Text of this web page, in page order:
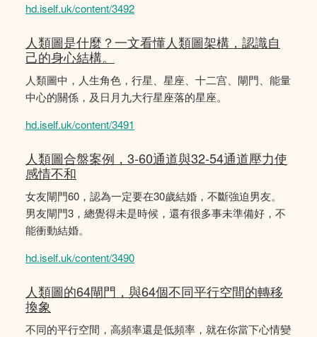
hd.iself.uk/content/3492
人類圖是什麼？一文看懂人類圖架構，認識自
己的身心結構。
人類圖中，人生角色，行星、星座、十二宫、閘門、能量
中心的關係，及日月九大行星座落的星座。
hd.iself.uk/content/3491
人類圖合盤案例，3-60通道與32-54通道壓力使
感情不和
女友閘門60，認為一定要在30歲結婚，不斷強迫男友。
男友閘門3，總覺得未是時候，還有很多事未準備好，不
能衝動結婚。
hd.iself.uk/content/3490
人類圖的64閘門，與64個不同平行空間的轉移
換象
不同的平行空間，高頻率還是低頻率，就在你當下心情變